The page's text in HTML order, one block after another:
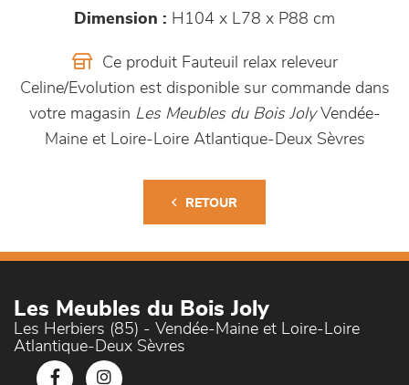
Dimension : H104 x L78 x P88 cm
Ce produit Fauteuil relax releveur
Celine/Evolution est disponible sur commande dans
votre magasin Les Meubles du Bois JolyVendée-
Maine et Loire-Loire Atlantique-Deux Sèvres
RETOUR
Les Meubles du Bois Joly
Les Herbiers (85) - Vendée-Maine et Loire-Loire
Atlantique-Deux Sèvres